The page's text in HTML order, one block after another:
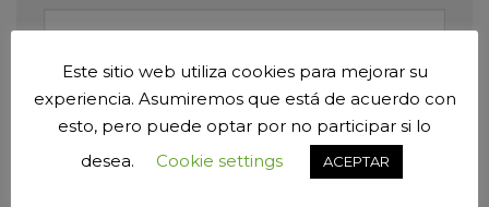
Correo electrónico
Este sitio web utiliza cookies para mejorar su
experiencia. Asumiremos que está de acuerdo con
esto, pero puede optar por no participar si lo
desea.
Cookie settings ACEPTAR